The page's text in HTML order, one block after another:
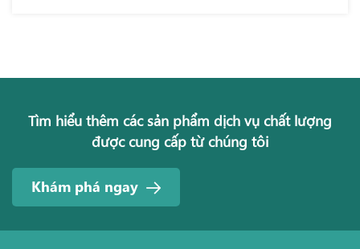
Tìm hiểu thêm các sản phẩm dịch vụ chất lượng
được cung cấp từ chúng tôi
Khám phá ngay